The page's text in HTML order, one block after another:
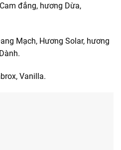
đắng, hương Dừa,
Mạch, Hương Solar, hương
Vanilla.